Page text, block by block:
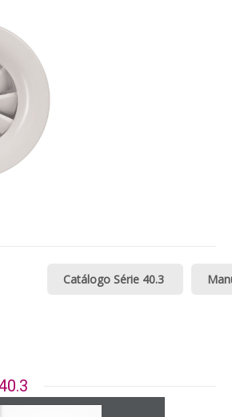
Catálogo Série 40.3